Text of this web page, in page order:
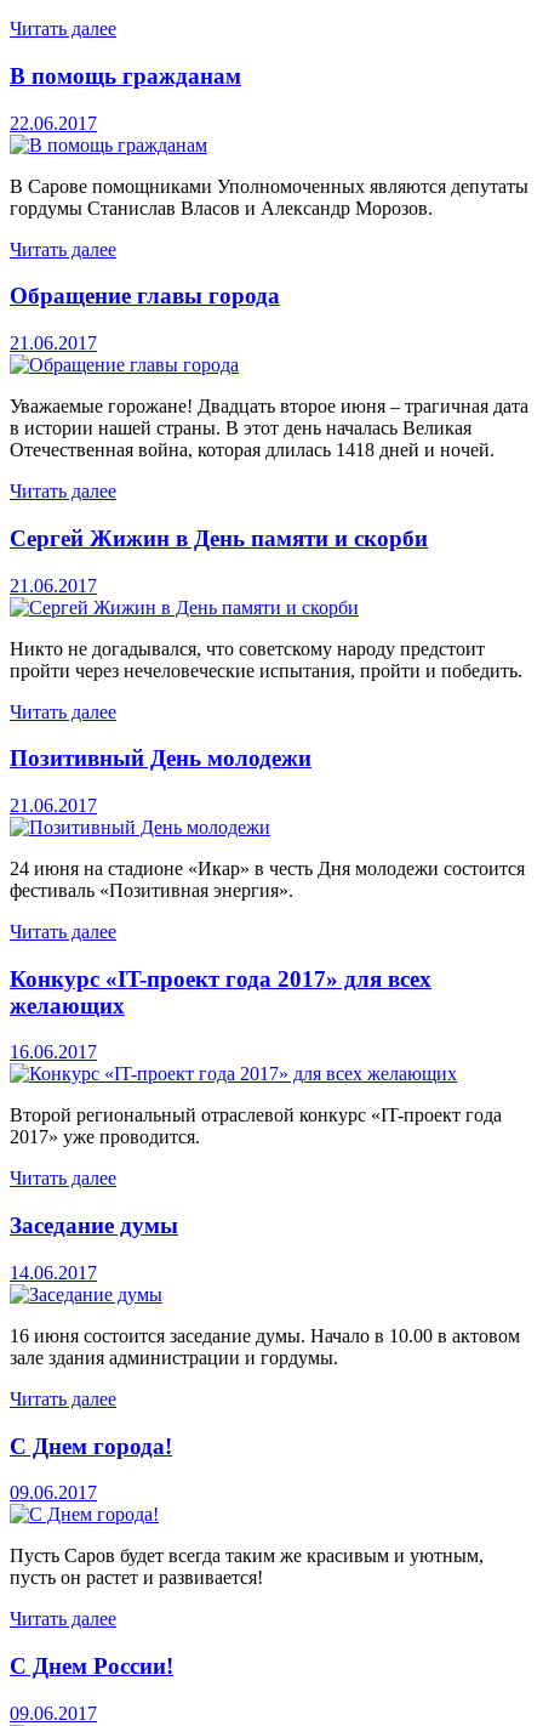
Читать далее
В помощь гражданам
22.06.2017
В Сарове помощниками Уполномоченных являются депутаты
гордумы Станислав Власов и Александр Морозов.
Читать далее
Обращение главы города
21.06.2017
Уважаемые горожане! Двадцать второе июня – трагичная дата
в истории нашей страны. В этот день началась Великая
Отечественная война, которая длилась 1418 дней и ночей.
Читать далее
Сергей Жижин в День памяти и скорби
21.06.2017
Никто не догадывался, что советскому народу предстоит
пройти через нечеловеческие испытания, пройти и победить.
Читать далее
Позитивный День молодежи
21.06.2017
24 июня на стадионе «Икар» в честь Дня молодежи состоится
фестиваль «Позитивная энергия».
Читать далее
Конкурс «IT-проект года 2017» для всех
желающих
16.06.2017
Второй региональный отраслевой конкурс «IT-проект года
2017» уже проводится.
Читать далее
Заседание думы
14.06.2017
16 июня состоится заседание думы. Начало в 10.00 в актовом
зале здания администрации и гордумы.
Читать далее
С Днем города!
09.06.2017
Пусть Саров будет всегда таким же красивым и уютным,
пусть он растет и развивается!
Читать далее
С Днем России!
09.06.2017